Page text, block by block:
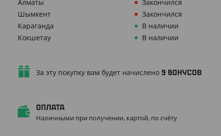
Алматы
Закончился
Шымкент
Закончился
Караганда
В наличии
Кокшетау
В наличии
За эту покупку вам будет начислено 9 бонусов
Оплата
Наличными при получении, картой, по счёту